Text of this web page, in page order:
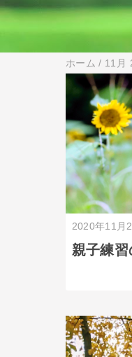
ホーム / 11月
2020年11月
親子練